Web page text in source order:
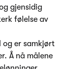
gjensidig
følelse av
og er samkjørt
Å nå målene